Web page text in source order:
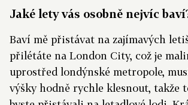
Jaké lety vás osobně nejvíc
Baví mě přistávat na zajímavých
přilétáte na London City, což je
uprostřed londýnské metropole,
výšky hodně rychle klesnout, takže